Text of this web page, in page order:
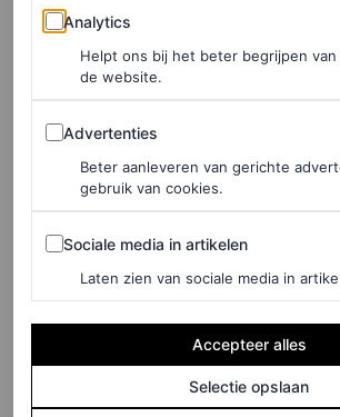
Serum op haar lokken voor het stylen
haarlak” om haar kenmerkende glans
behouden voor de grote avond.
Amal Clooney, die zichzelf stijlt, trok de
de herfst nog een stap verder door. Ze
een chocoladebruine off-shoulderjurk
Atelier by Dario Vitale. Proosten op
rechtvaardigheid in eentoasted beauty
Analytics
Analytics
Helpt ons bij het beter begrijpen
de website.
Advertenties
Advertenties
Beter aanleveren van gerichte
gebruik van cookies.
Sociale media in artikelen
Sociale media in artikelen
Laten zien van sociale media in
Accepteer alles
Selectie opslaan